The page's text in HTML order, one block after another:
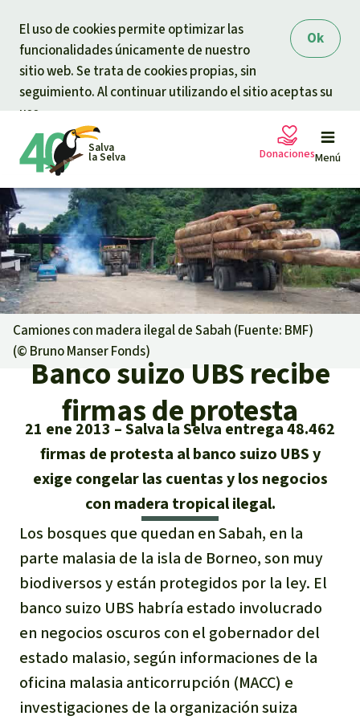
Ok
El uso de cookies permite optimizar las
funcionalidades únicamente de nuestro
sitio web. Se trata de cookies propias, sin
seguimiento. Al continuar utilizando el sitio aceptas su
uso.
Salva
la Selva Menú
Peticiones
Proyectos
Informaciones
Informaciones
Suscribirme al boletín
Prensa
Banners Salva la Selva
Widget Salva la Selva
Agenda
Temas
Clima
Madera tropical
Biodiversidad
Selva tropical
Derechos de la Naturaleza
Bioenergía
Agua
Salva la Selva
Salva la Selva
Acerca de Salva la Selva
40 años Salva la Selva
En los Medios
FAQ
Transparencia
Contacto
Búsqueda
Español
Deutsch
English
Français
Italiano
Português
Donaciones
Tu donación ayuda
Donación general
Urgen donaciones
Certificados de donación
Preguntas y Respuestas
Donar para un tema
Bienestar animal
Defensa de la selva
Defensoras y defensores de la
selva
Donar para una región
Sudeste de Asia
África
Latinoamérica
Camiones con madera ilegal de Sabah (Fuente: BMF)
(© Bruno Manser Fonds)
Banco suizo UBS recibe
firmas de protesta
21 ene 2013
Salva la Selva entrega 48.462
firmas de protesta al banco suizo UBS y
exige congelar las cuentas y los negocios
con madera tropical ilegal.
Los bosques que quedan en Sabah, en la
parte malasia de la isla de Borneo, son muy
biodiversos y están protegidos por la ley. El
banco suizo UBS habría estado involucrado
en negocios oscuros con el gobernador del
estado malasio, según informaciones de la
oficina malasia anticorrupción (MACC) e
investigaciones de la organización suiza